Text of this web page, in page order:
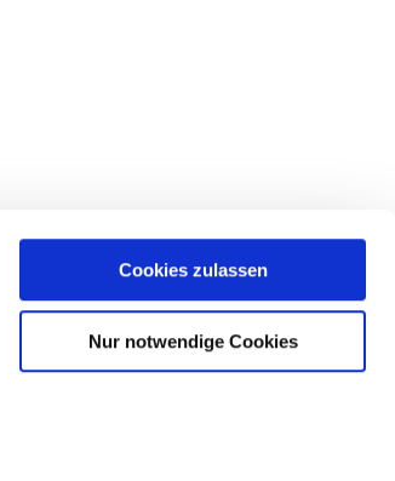
Cookies zulassen
Nur notwendige Cookies